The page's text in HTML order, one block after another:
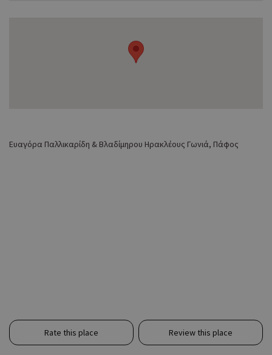
Ευαγόρα Παλλικαρίδη & Βλαδίμηρου Ηρακλέους Γωνιά, Πάφος
Rate this place Review this place